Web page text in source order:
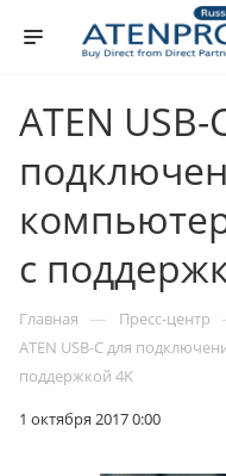
ATEN USB-
с
Главная — Пресс-центр
ATEN USB-C для
поддержкой 4K
1 октября 2017 0:00